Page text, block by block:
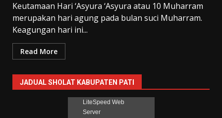
Keutamaan Hari ‘Asyura ‘Asyura atau 10 Muharram
merupakan hari agung pada bulan suci Muharram.
Keagungan hari ini...
Read More
JADUAL SHOLAT KABUPATEN PATI